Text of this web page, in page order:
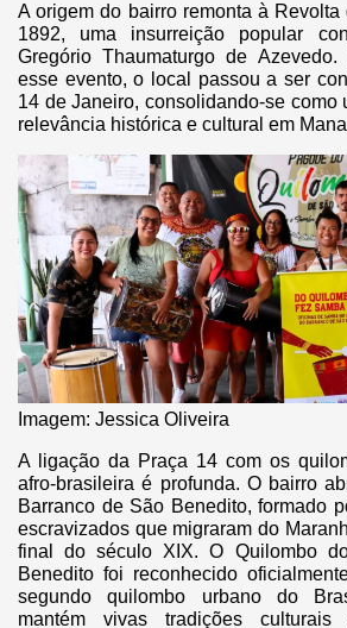
A origem do bairro remonta à
1892, uma insurreição popular
Gregório Thaumaturgo de
esse evento, o local passou a ser
14 de Janeiro, consolidando-se como
relevância histórica e cultural em
Imagem: Jessica Oliveira
A ligação da Praça 14 com os
afro-brasileira é profunda. O bairro
Barranco de São Benedito, formado
escravizados que migraram do
final do século XIX. O Quilombo
Benedito foi reconhecido
segundo quilombo urbano do
mantém vivas tradições